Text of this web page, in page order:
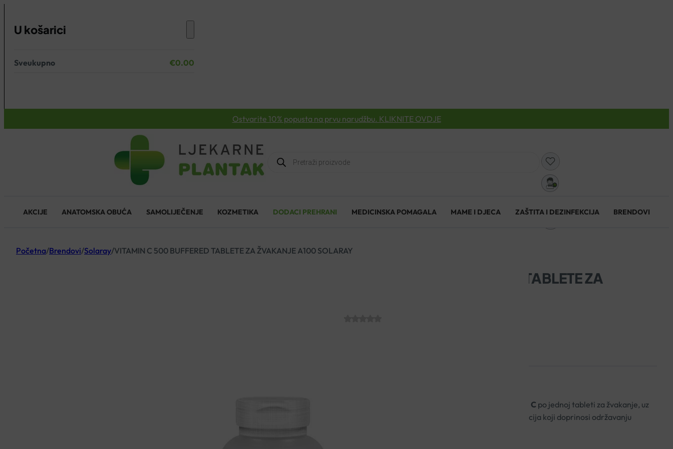
U košarici
Nema proizvoda u košarici.
Sveukupno €0.00
Ostvarite 10% popusta na prvu narudžbu. KLIKNITE OVDJE
Products
search
AKCIJE ANATOMSKA OBUĆA SAMOLIJEČENJE KOZMETIKA DODACI PREHRANI MEDICINSKA POMAGALA MAME I DJECA ZAŠTITA I DEZINFEKCIJA BRENDOVI
Početna/Brendovi/Solaray/VITAMIN C 500 BUFFERED TABLETE ZA ŽVAKANJE A100 SOLARAY
VITAMIN C 500 BUFFERED TABLETE ZA
500 mg blagog, beskiselinskog vitamina C po jednoj tableti za žvakanje, uz
dodatnu potporu bioflavonoida, acerole i šipka te kalcija koji doprinosi održavanju